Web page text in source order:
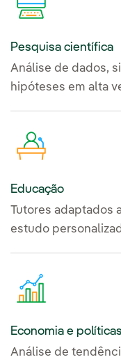
Pesquisa científica
Análise de dados,
hipóteses em alta
Educação
Tutores adaptados
estudo
Economia e
Análise de